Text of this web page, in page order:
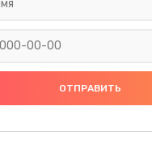
Замена шестерни